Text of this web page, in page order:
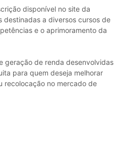
disponível no site da
a diversos cursos de
e o aprimoramento da
geração de renda desenvolvidas
para quem deseja melhorar
recolocação no mercado de